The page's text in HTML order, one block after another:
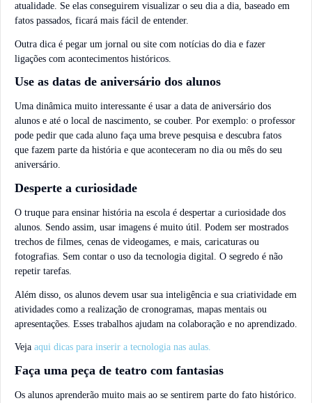
atualidade. Se elas conseguirem visualizar o seu dia a dia, baseado em
fatos passados, ficará mais fácil de entender.
Outra dica é pegar um jornal ou site com notícias do dia e fazer
ligações com acontecimentos históricos.
Use as datas de aniversário dos alunos
Uma dinâmica muito interessante é usar a data de aniversário dos
alunos e até o local de nascimento, se couber. Por exemplo: o professor
pode pedir que cada aluno faça uma breve pesquisa e descubra fatos
que fazem parte da história e que aconteceram no dia ou mês do seu
aniversário.
Desperte a curiosidade
O truque para ensinar história na escola é despertar a curiosidade dos
alunos. Sendo assim, usar imagens é muito útil. Podem ser mostrados
trechos de filmes, cenas de videogames, e mais, caricaturas ou
fotografias. Sem contar o uso da tecnologia digital. O segredo é não
repetir tarefas.
Além disso, os alunos devem usar sua inteligência e sua criatividade em
atividades como a realização de cronogramas, mapas mentais ou
apresentações. Esses trabalhos ajudam na colaboração e no aprendizado.
Veja aqui dicas para inserir a tecnologia nas aulas.
Faça uma peça de teatro com fantasias
Os alunos aprenderão muito mais ao se sentirem parte do fato histórico.